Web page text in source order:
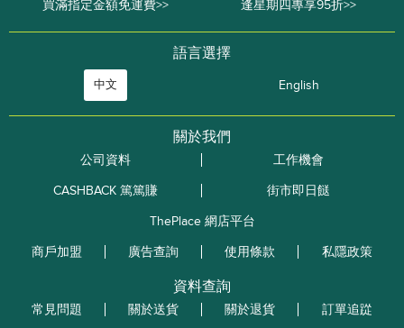
買滿指定金額免運費>>
逢星期四專享95折>>
語言選擇
中文 English
關於我們
公司資料
工作機會
CASHBACK 篤篤賺
街市即日餸
ThePlace 網店平台
商戶加盟
廣告查詢 使用條款 私隱政策
資料查詢
常見問題 關於送貨 關於退貨 訂單追踨